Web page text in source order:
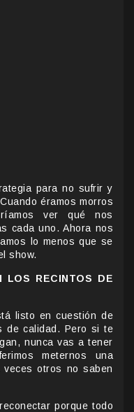
para no sufrir y
éramos morros
ver qué nos
cada uno. Ahora nos
lo menos que se
show.
LOS RECINTOS DE
listo en cuestión de
de calidad. Pero si te
nunca vas a tener
meternos una
otros no saben
porque todo